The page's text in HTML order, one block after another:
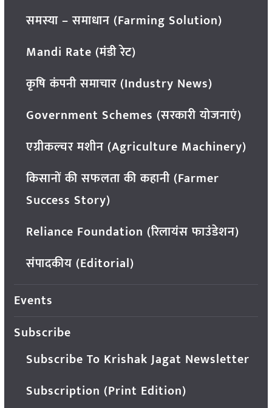
समस्या – समाधान (Farming Solution)
Mandi Rate (मंडी रेट)
कृषि कंपनी समाचार (Industry News)
Government Schemes (सरकारी योजनाएं)
एग्रीकल्चर मशीन (Agriculture Machinery)
किसानों की सफलता की कहानी (Farmer
Success Story)
Reliance Foundation (रिलायंस फाउंडेशन)
संपादकीय (Editorial)
Events
Subscribe
Subscribe To Krishak Jagat Newsletter
Subscription (Print Edition)